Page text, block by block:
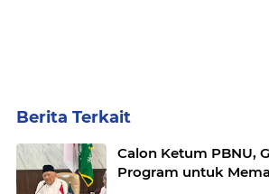
Berita Terkait
Calon Ketum PBNU,
Program untuk